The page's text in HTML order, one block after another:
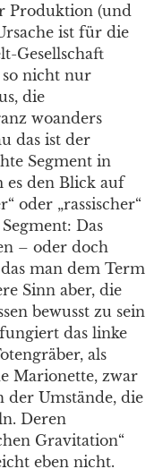
Produktion (und
ist für die
Gesellschaft
nicht nur
die
woanders
das ist der
Segment in
es den Blick auf
oder „rassischer“
Das
– oder doch
man dem Term
Sinn aber, die
bewusst zu sein
das linke
als
Marionette, zwar
der Umstände, die
Deren
Gravitation“
eben nicht.